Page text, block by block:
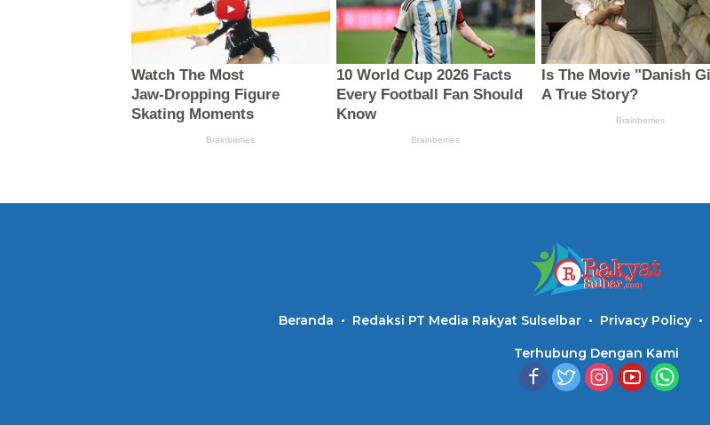
Beranda Redaksi PT Media Rakyat Sulselbar Privacy Policy
Terhubung Dengan Kami